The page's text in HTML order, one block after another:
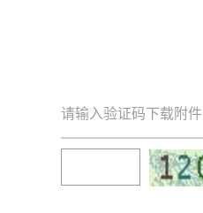
请输入验证码下载附件